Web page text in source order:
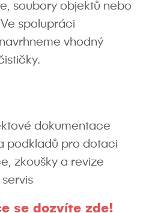
soubory objektů nebo
spolupráci
vhodný
dokumentace
podkladů pro dotaci
zkoušky a revize
se dozvíte zde!